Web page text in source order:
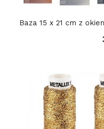
Baza 15 x 21 cm z